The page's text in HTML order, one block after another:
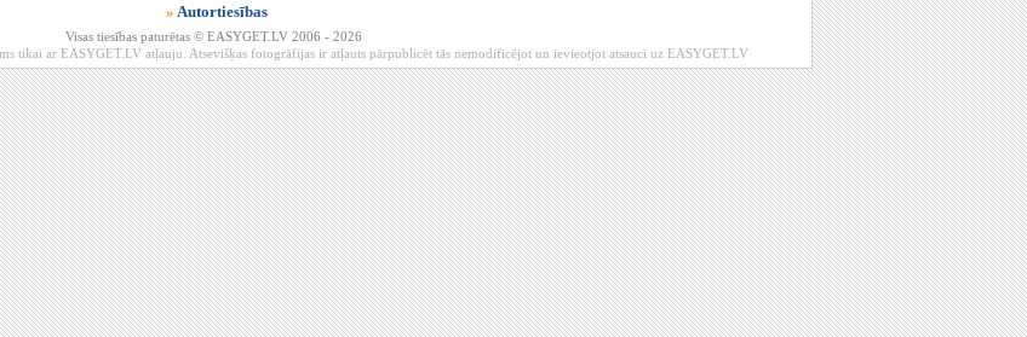
» Autortiesības
Visas tiesības paturētas © EASYGET.LV 2006 - 2026
tikai ar EASYGET.LV atļauju. Atsevišķas fotogrāfijas ir atļauts pārpublicēt tās nemodificējot un ievieotjot atsauci uz EASYGET.LV